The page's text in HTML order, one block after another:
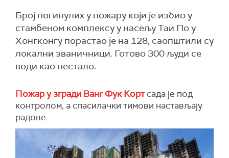
Број погинулих у пожару који је избио у
стамбеном комплексу у насељу Таи По у
Хонгконгу порастао је на 128, саопштили су
локални званичници. Готово 300 људи се
води као нестало.
Пожар у згради Ванг Фук Кортсада је под
контролом, а спасилачки тимови настављају
радове.